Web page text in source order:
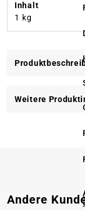
Inhalt
1 kg
Weitere
Produktgalerie
Andere